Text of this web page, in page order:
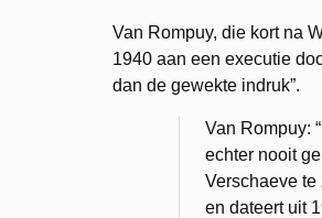
Van Rompuy, die kort na
1940 aan een executie
dan de gewekte indruk”.
Van Rompuy:
echter nooit
Verschaeve
en dateert uit